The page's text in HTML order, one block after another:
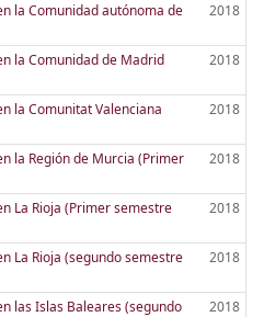
la Comunidad autónoma de
2018
la Comunidad de Madrid
2018
la Comunitat Valenciana
2018
la Región de Murcia (Primer
2018
La Rioja (Primer semestre
2018
La Rioja (segundo semestre
2018
las Islas Baleares (segundo
2018